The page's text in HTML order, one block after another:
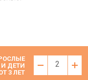
И ДЕТИ
3 ЛЕТ
2